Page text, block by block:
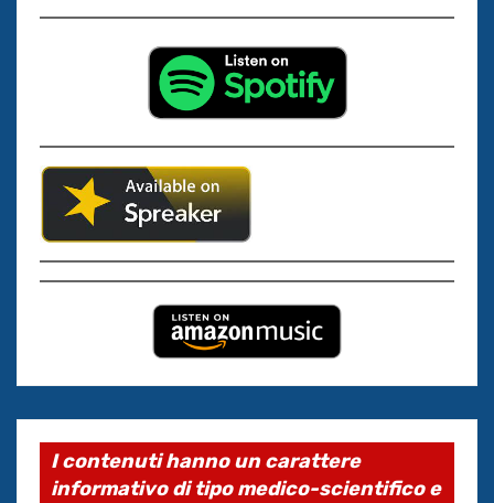
I contenuti hanno un carattere
informativo di tipo medico-scientifico e